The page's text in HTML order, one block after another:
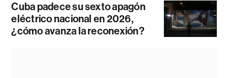
Cuba padece su sexto apagón
eléctrico nacional en 2026,
¿cómo avanza la reconexión?